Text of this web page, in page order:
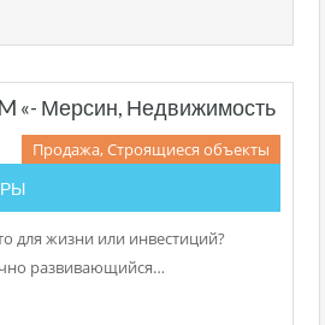
«- Мерсин, Недвижимость
Продажа, Строящиеся объекты
для жизни или инвестиций?
развивающийся…